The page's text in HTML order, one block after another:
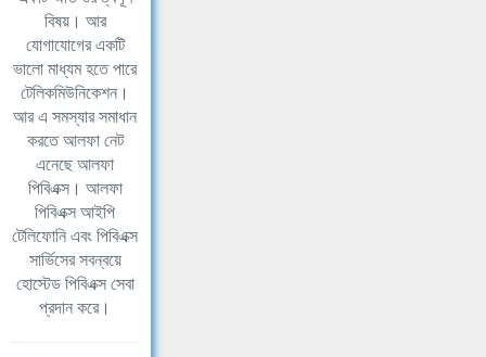
বিষয়। আর
যোগাযোগের একটি
ভালো মাধ্যম হতে পারে
টেলিকমিউনিকেশন।
আর এ সমস্যার সমাধান
করতে আলফা নেট
এনেছে আলফা
পিবিএক্স। আলফা
পিবিএক্স আইপি
টেলিফোনি এবং পিবিএক্স
সার্ভিসের সবন্বয়ে
হোস্টেড পিবিএক্স সেবা
প্রদান করে।